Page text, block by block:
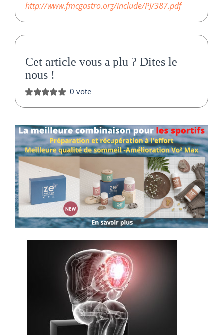
http://www.fmcgastro.org/include/PJ/387.pdf
Cet article vous a plu ? Dites le
nous !
0 vote